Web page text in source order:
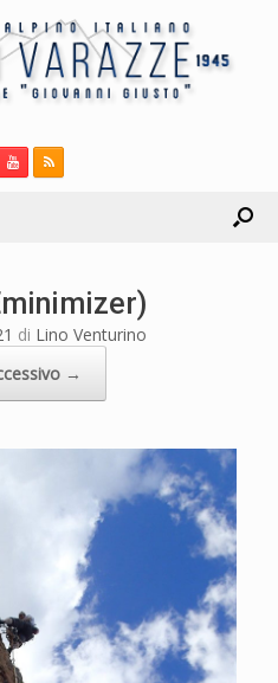
di Lino Venturino
→